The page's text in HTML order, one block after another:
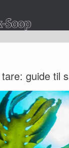
guide til